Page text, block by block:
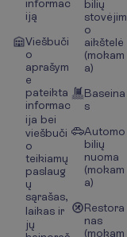
informac
iją
Viešbuči
o
aprašym
e
pateikta
informac
ija bei
viešbuči
o
teikiamų
paslaug
ų
sąrašas,
laikas ir
jų
bilių
stovėjim
o
aikštelė
(mokam
a)
Baseina
s
Automo
bilių
nuoma
(mokam
a)
Restora
nas
(mokam